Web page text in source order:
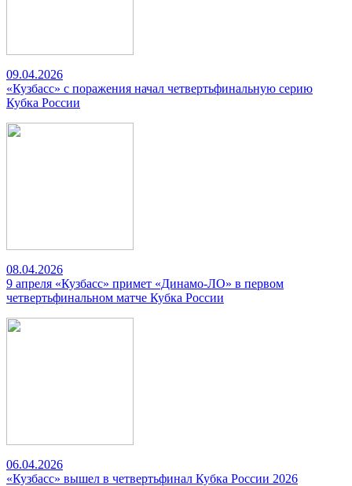
09.04.2026
«Кузбасс» с поражения начал четвертьфинальную серию
Кубка России
08.04.2026
9 апреля «Кузбасс» примет «Динамо-ЛО» в первом
четвертьфинальном матче Кубка России
06.04.2026
«Кузбасс» вышел в четвертьфинал Кубка России 2026